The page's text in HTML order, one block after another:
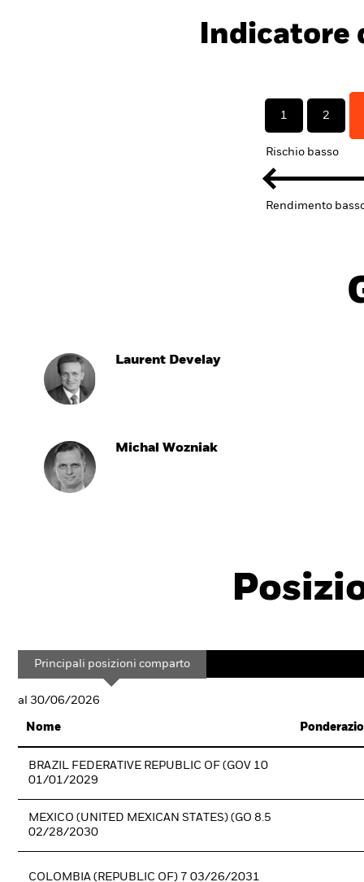
Indicatore
1 2
Rischio basso
Rendimento
Laurent Develay
Michal Wozniak
Principali posizioni comparto
al 30/06/2026
Nome
BRAZIL FEDERATIVE REPUBLIC OF (GOV 10
01/01/2029
MEXICO (UNITED MEXICAN STATES) (GO 8.5
02/28/2030
COLOMBIA (REPUBLIC OF) 7 03/26/2031